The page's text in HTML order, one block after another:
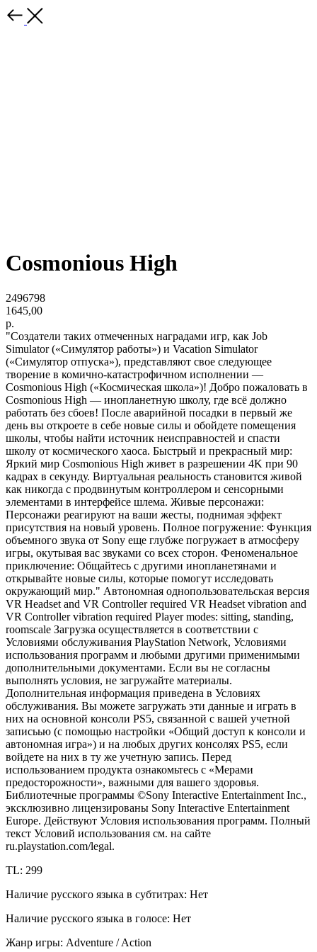
Cosmonious High
2496798
1645,00
р.
"Создатели таких отмеченных наградами игр, как Job
Simulator («Симулятор работы») и Vacation Simulator
(«Симулятор отпуска»), представляют свое следующее
творение в комично-катастрофичном исполнении —
Cosmonious High («Космическая школа»)! Добро пожаловать в
Cosmonious High — инопланетную школу, где всё должно
работать без сбоев! После аварийной посадки в первый же
день вы откроете в себе новые силы и обойдете помещения
школы, чтобы найти источник неисправностей и спасти
школу от космического хаоса. Быстрый и прекрасный мир:
Яркий мир Cosmonious High живет в разрешении 4K при 90
кадрах в секунду. Виртуальная реальность становится живой
как никогда с продвинутым контроллером и сенсорными
элементами в интерфейсе шлема. Живые персонажи:
Персонажи реагируют на ваши жесты, поднимая эффект
присутствия на новый уровень. Полное погружение: Функция
объемного звука от Sony еще глубже погружает в атмосферу
игры, окутывая вас звуками со всех сторон. Феноменальное
приключение: Общайтесь с другими инопланетянами и
открывайте новые силы, которые помогут исследовать
окружающий мир." Автономная однопользовательская версия
VR Headset and VR Controller required VR Headset vibration and
VR Controller vibration required Player modes: sitting, standing,
roomscale Загрузка осуществляется в соответствии с
Условиями обслуживания PlayStation Network, Условиями
использования программ и любыми другими применимыми
дополнительными документами. Если вы не согласны
выполнять условия, не загружайте материалы.
Дополнительная информация приведена в Условиях
обслуживания. Вы можете загружать эти данные и играть в
них на основной консоли PS5, связанной с вашей учетной
записьью (с помощью настройки «Общий доступ к консоли и
автономная игра») и на любых других консолях PS5, если
войдете на них в ту же учетную запись. Перед
использованием продукта ознакомьтесь с «Мерами
предосторожности», важными для вашего здоровья.
Библиотечные программы ©Sony Interactive Entertainment Inc.,
эксклюзивно лицензированы Sony Interactive Entertainment
Europe. Действуют Условия использования программ. Полный
текст Условий использования см. на сайте
ru.playstation.com/legal.
TL: 299
Наличие русского языка в субтитрах: Нет
Наличие русского языка в голосе: Нет
Жанр игры: Adventure / Action